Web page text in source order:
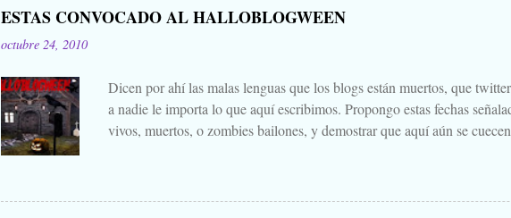
ESTAS CONVOCADO AL HALLOBLOGWEEN
octubre 24, 2010
Dicen por ahí las malas lenguas que los blogs están muertos, que
a nadie le importa lo que aquí escribimos. Propongo estas fechas
vivos, muertos, o zombies bailones, y demostrar que aquí aún se
lo han buscado. Comienza el .... Os convoco a todos, amigos,